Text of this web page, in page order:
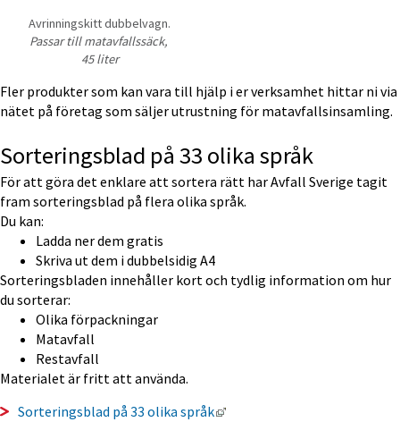
Avrinningskitt dubbelvagn.
Passar till matavfallssäck,
45 liter
Fler produkter som kan vara till hjälp i er verksamhet hittar ni via
nätet på företag som säljer utrustning för matavfallsinsamling.
Sorteringsblad på 33 olika språk
För att göra det enklare att sortera rätt har Avfall Sverige tagit
fram sorteringsblad på flera olika språk.
Du kan:
Ladda ner dem gratis
Skriva ut dem i dubbelsidig A4
Sorteringsbladen innehåller kort och tydlig information om hur
du sorterar:
Olika förpackningar
Matavfall
Restavfall
Materialet är fritt att använda.
Sorteringsblad på 33 olika språk Länk till annan webbplats,